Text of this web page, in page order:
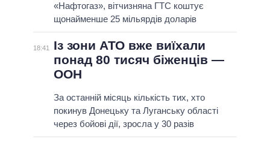
«Нафтогаз», вітчизняна ГТС коштує
щонайменше 25 мільярдів доларів
18:41
Із зони АТО вже виїхали
понад 80 тисяч біженців —
ООН
За останній місяць кількість тих, хто
покинув Донецьку та Луганську області
через бойові дії, зросла у 30 разів